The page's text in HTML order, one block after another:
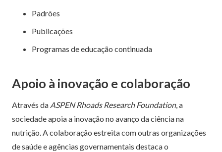
Padrões
Publicações
Programas de educação continuada
Apoio à inovação e colaboração
Através da ASPEN Rhoads Research Foundation, a
sociedade apoia a inovação no avanço da ciência na
nutrição. A colaboração estreita com outras organizações
de saúde e agências governamentais destaca o